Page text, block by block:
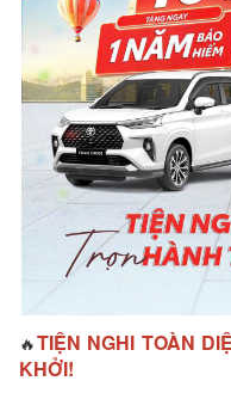
🔥TIỆN NGHI TOÀN
KHỞI!